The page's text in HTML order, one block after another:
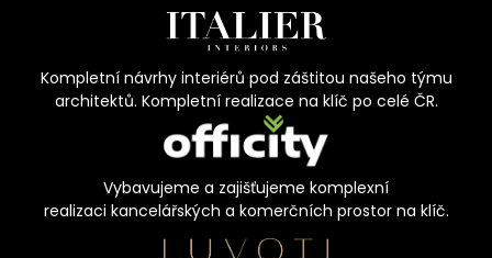
Kompletní návrhy interiérů pod záštitou našeho týmu
architektů. Kompletní realizace na klíč po celé ČR.
Vybavujeme a zajišťujeme komplexní
realizaci kancelářských a komerčních prostor na klíč.